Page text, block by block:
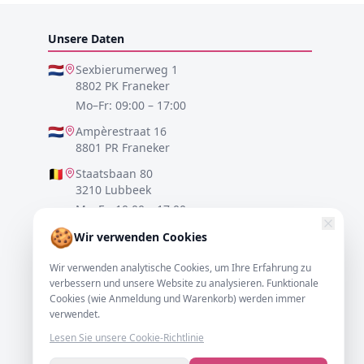
🍪Wir verwenden Cookies
Wir verwenden analytische Cookies, um Ihre Erfahrung zu
verbessern und unsere Website zu analysieren. Funktionale
Cookies (wie Anmeldung und Warenkorb) werden immer
verwendet.
Lesen Sie unsere Cookie-Richtlinie
Unsere Daten
🇳🇱
Sexbierumerweg 1
8802 PK Franeker
Mo–Fr: 09:00 – 17:00
🇳🇱
Ampèrestraat 16
8801 PR Franeker
🇧🇪
Staatsbaan 80
3210 Lubbeek
Mo–Fr: 10:00 – 17:00
🇩🇪
Lister Meile 48
Mo–Fr: 10:00 – 17:00
0517-700521